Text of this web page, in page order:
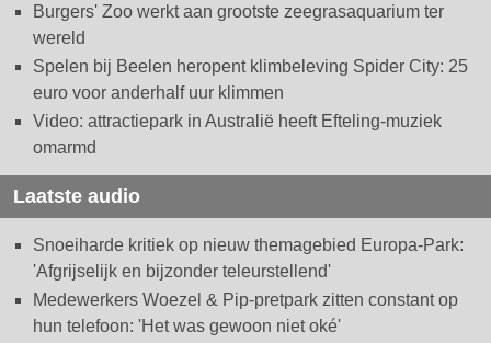
Burgers' Zoo werkt aan grootste zeegrasaquarium ter
wereld
Spelen bij Beelen heropent klimbeleving Spider City: 25
euro voor anderhalf uur klimmen
Video: attractiepark in Australië heeft Efteling-muziek
omarmd
Laatste audio
Snoeiharde kritiek op nieuw themagebied Europa-Park:
'Afgrijselijk en bijzonder teleurstellend'
Medewerkers Woezel & Pip-pretpark zitten constant op
hun telefoon: 'Het was gewoon niet oké'